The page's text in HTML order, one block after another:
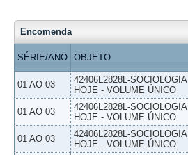
Encomenda
SÉRIE/ANO OBJETO
01 AO 03
42406L2828L-SOCIOLOGIA
HOJE - VOLUME ÚNICO
01 AO 03
42406L2828L-SOCIOLOGIA
HOJE - VOLUME ÚNICO
01 AO 03
42406L2828L-SOCIOLOGIA
HOJE - VOLUME ÚNICO